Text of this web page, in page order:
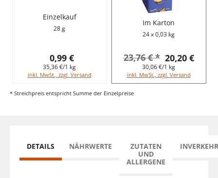
Einzelkauf
28 g
0,99 €
35,36 €/1 kg
inkl. MwSt., zzgl. Versand
Im Karton
24 x 0,03 kg
20,20 €
23,76 € *
30,06 €/1 kg
inkl. MwSt., zzgl. Versand
* Streichpreis entspricht Summe der Einzelpreise
DETAILS NÄHRWERTE
ZUTATEN
UND
ALLERGENE